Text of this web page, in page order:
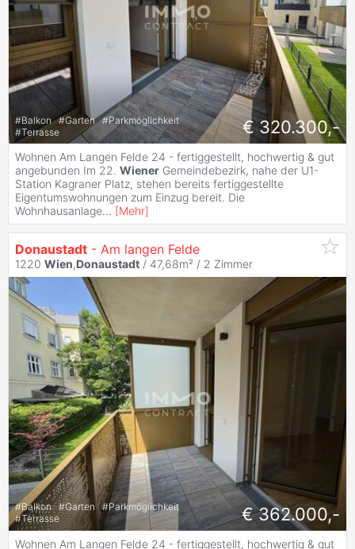
#Balkon #Garten #Parkmöglichkeit
#Terrasse € 320.300,-
Wohnen Am Langen Felde 24 - fertiggestellt, hochwertig & gut
angebunden Im 22. Wiener Gemeindebezirk, nahe der U1-
Station Kagraner Platz, stehen bereits fertiggestellte
Eigentumswohnungen zum Einzug bereit. Die
Wohnhausanlage... [Mehr]
Donaustadt - Am langen Felde
1220 Wien,Donaustadt / 47,68m² / 2 Zimmer
#Balkon #Garten #Parkmöglichkeit
#Terrasse € 362.000,-
Wohnen Am Langen Felde 24 - fertiggestellt, hochwertig & gut